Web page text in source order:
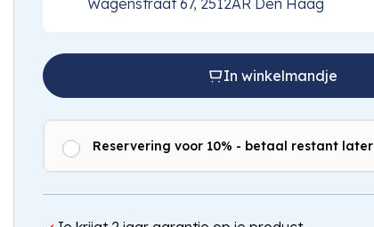
Wagenstraat 67, 2512AR Den Haag
In winkelmandje
Reservering voor 10% - betaal restant later